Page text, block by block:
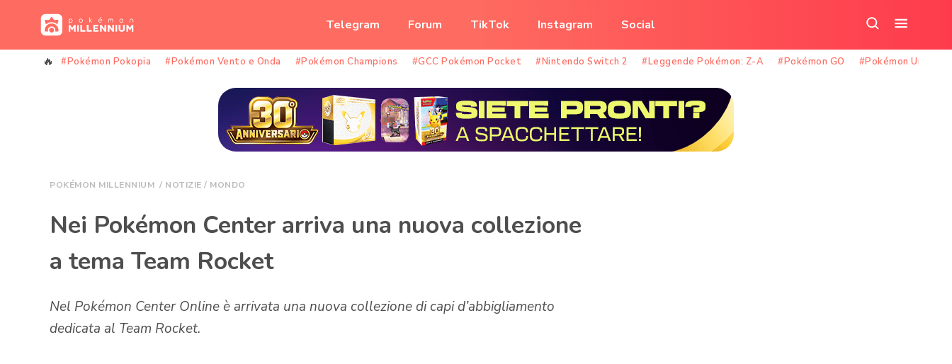
Telegram Forum TikTok Instagram Social
nel
sito
il
menu
#Pokémon Pokopia #Pokémon Vento e Onda #Pokémon Champions #GCC Pokémon Pocket #Nintendo Switch 2 #Leggende Pokémon: Z-A #Pokémon GO #Pokémon Unite
POKÉMON MILLENNIUM / NOTIZIE / MONDO
Nei Pokémon Center arriva una nuova collezione
a tema Team Rocket
Nel Pokémon Center Online è arrivata una nuova collezione di capi d’abbigliamento
dedicata al Team Rocket.